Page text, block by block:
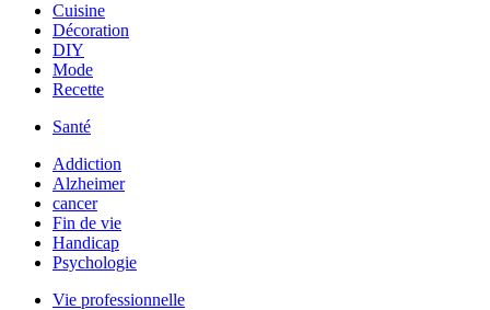
Cuisine
Décoration
DIY
Mode
Recette
Santé
Addiction
Alzheimer
cancer
Fin de vie
Handicap
Psychologie
Vie professionnelle